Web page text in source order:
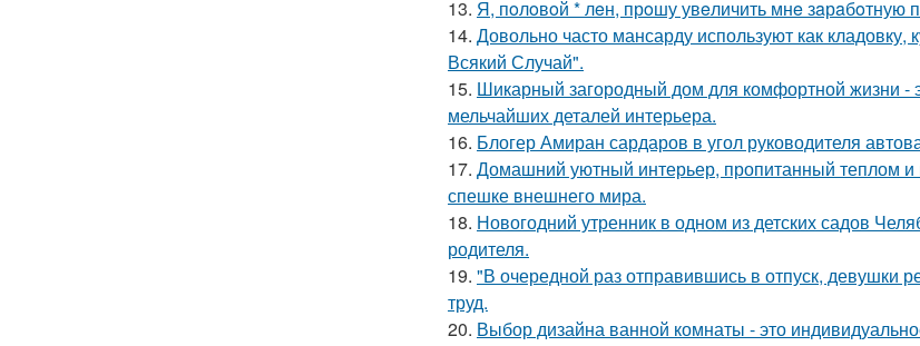
13. Я, пoлoвoй * лeн, прoшу увeличить мнe зaрaбoтную
14. Довольно часто мансарду используют как
Всякий Случай".
15. Шикарный загородный дом для комфортной жизни -
мельчайших деталей интерьера.
16. Блогер Амиран сардаров в угол руководителя
17. Домашний уютный интерьер, пропитанный теплом и
спешке внешнего мира.
18. Новогодний утренник в одном из детских садов
родителя.
19. "В очередной раз отправившись в отпуск, девушки
труд.
20. Выбор дизайна ванной комнаты - это